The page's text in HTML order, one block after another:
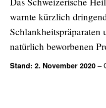
warnte kürzlich
Schlankheitspräparaten
natürlich beworbenen
Stand: 2. November 2020 –